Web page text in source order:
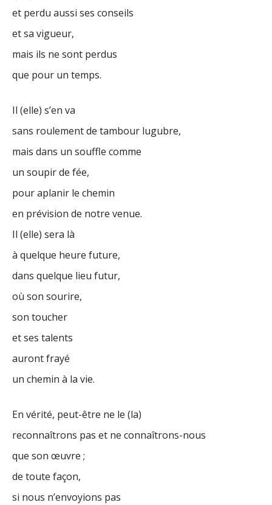
et perdu aussi ses conseils
et sa vigueur,
mais ils ne sont perdus
que pour un temps.
Il (elle) s’en va
sans roulement de tambour lugubre,
mais dans un souffle comme
un soupir de fée,
pour aplanir le chemin
en prévision de notre venue.
Il (elle) sera là
à quelque heure future,
dans quelque lieu futur,
où son sourire,
son toucher
et ses talents
auront frayé
un chemin à la vie.
En vérité, peut-être ne le (la)
reconnaîtrons pas et ne connaîtrons-nous
que son œuvre ;
de toute façon,
si nous n’envoyions pas